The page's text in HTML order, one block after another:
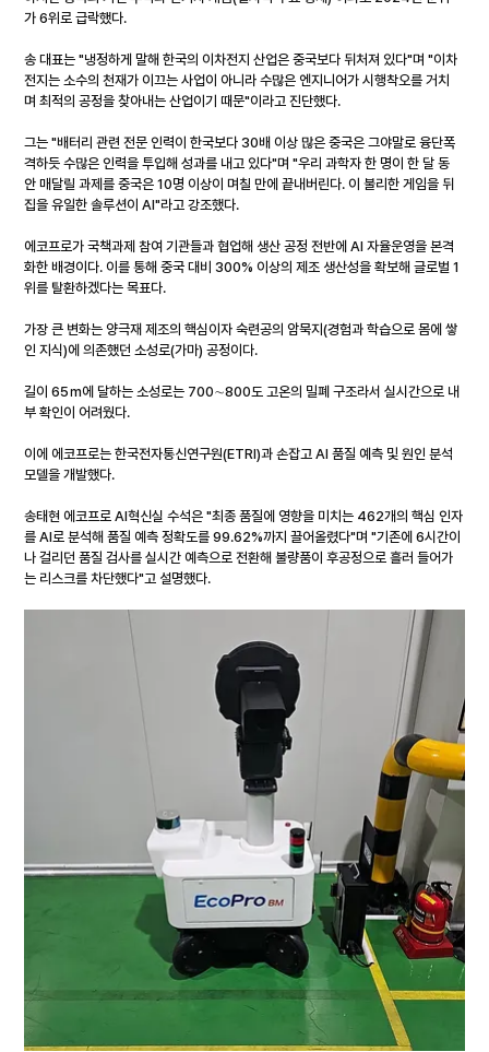
가 6위로 급락했다.
송 대표는 "냉정하게 말해 한국의 이차전지 산업은 중국보다 뒤처져 있다"며 "이차
전지는 소수의 천재가 이끄는 사업이 아니라 수많은 엔지니어가 시행착오를 거치
며 최적의 공정을 찾아내는 산업이기 때문"이라고 진단했다.
그는 "배터리 관련 전문 인력이 한국보다 30배 이상 많은 중국은 그야말로 융단폭
격하듯 수많은 인력을 투입해 성과를 내고 있다"며 "우리 과학자 한 명이 한 달 동
안 매달릴 과제를 중국은 10명 이상이 며칠 만에 끝내버린다. 이 불리한 게임을 뒤
집을 유일한 솔루션이 AI"라고 강조했다.
에코프로가 국책과제 참여 기관들과 협업해 생산 공정 전반에 AI 자율운영을 본격
화한 배경이다. 이를 통해 중국 대비 300% 이상의 제조 생산성을 확보해 글로벌 1
위를 탈환하겠다는 목표다.
가장 큰 변화는 양극재 제조의 핵심이자 숙련공의 암묵지(경험과 학습으로 몸에 쌓
인 지식)에 의존했던 소성로(가마) 공정이다.
길이 65ｍ에 달하는 소성로는 700∼800도 고온의 밀폐 구조라서 실시간으로 내
부 확인이 어려웠다.
이에 에코프로는 한국전자통신연구원(ETRI)과 손잡고 AI 품질 예측 및 원인 분석
모델을 개발했다.
송태현 에코프로 AI혁신실 수석은 "최종 품질에 영향을 미치는 462개의 핵심 인자
를 AI로 분석해 품질 예측 정확도를 99.62%까지 끌어올렸다"며 "기존에 6시간이
나 걸리던 품질 검사를 실시간 예측으로 전환해 불량품이 후공정으로 흘러 들어가
는 리스크를 차단했다"고 설명했다.